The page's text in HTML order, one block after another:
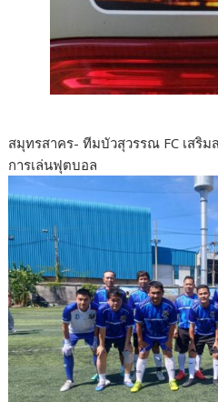
สมุทรสาคร- ทีมบัวสุวรรณ FC เสริ
การเล่นฟุตบอล